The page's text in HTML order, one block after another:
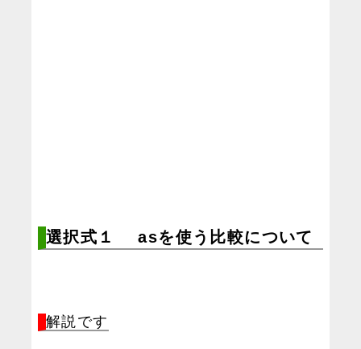
選択式１ asを使う比較について
解説です